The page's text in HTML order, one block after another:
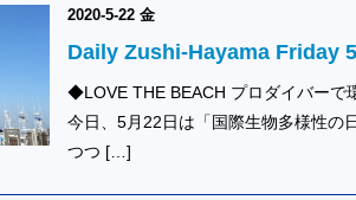
2020-5-22 金
Daily Zushi-Hayama Friday
◆LOVE THE BEACH プロダイバーで
今日、5月22日は「国際生物多様性の
つつ […]